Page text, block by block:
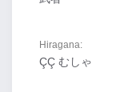
Hiragana:
ÇÇ むしゃ